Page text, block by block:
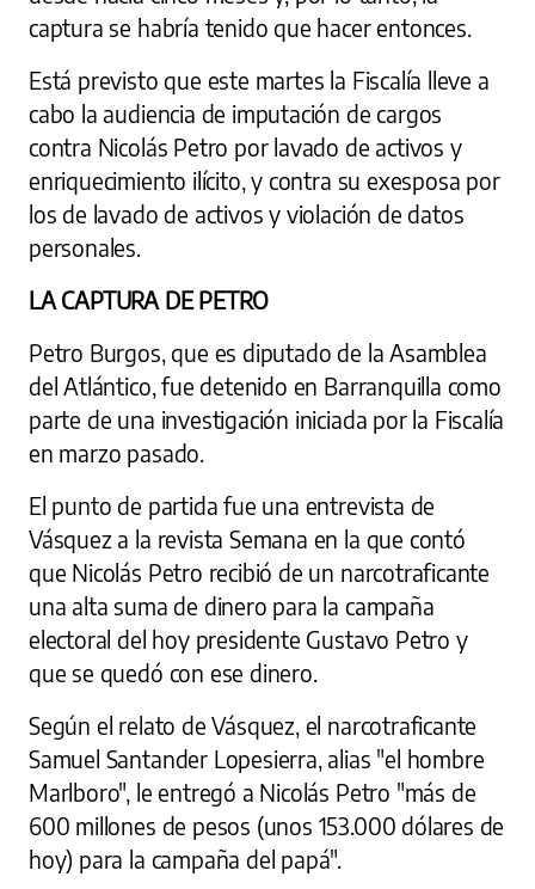
captura se habría tenido que hacer entonces.
Está previsto que este martes la Fiscalía lleve a
cabo la audiencia de imputación de cargos
contra Nicolás Petro por lavado de activos y
enriquecimiento ilícito, y contra su exesposa por
los de lavado de activos y violación de datos
personales.
LA CAPTURA DE PETRO
Petro Burgos, que es diputado de la Asamblea
del Atlántico, fue detenido en Barranquilla como
parte de una investigación iniciada por la Fiscalía
en marzo pasado.
El punto de partida fue una entrevista de
Vásquez a la revista Semana en la que contó
que Nicolás Petro recibió de un narcotraficante
una alta suma de dinero para la campaña
electoral del hoy presidente Gustavo Petro y
que se quedó con ese dinero.
Según el relato de Vásquez, el narcotraficante
Samuel Santander Lopesierra, alias "el hombre
Marlboro", le entregó a Nicolás Petro "más de
600 millones de pesos (unos 153.000 dólares de
hoy) para la campaña del papá".